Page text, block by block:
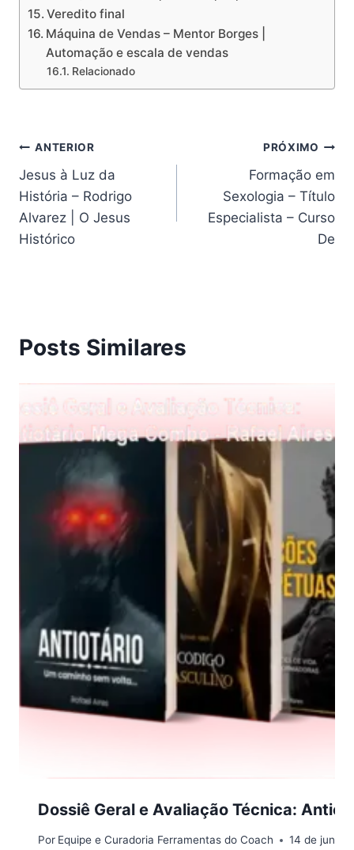
Veredito final
Máquina de Vendas – Mentor Borges |
Automação e escala de vendas
Relacionado
Navegação
de
Post
ANTERIOR
Jesus à Luz da
História – Rodrigo
Alvarez | O Jesus
Histórico
PRÓXIMO
Formação em
Sexologia – Título
Especialista – Curso
De
Posts Similares
Dossiê Geral e Avaliação Técnica:
Por Equipe e Curadoria Ferramentas do Coach 14 de junho